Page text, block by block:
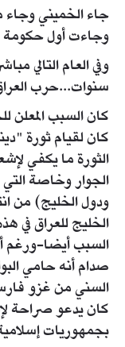
جاء الخميني وجاء
وجاءت أول حكومة
سنوات...حرب
كان السبب
كان لقيام ثورة
الثورة ما يكفي
الجوار وخاصة
ودول الخليج) من
الخليج للعراق في
السبب أيضا-ورغم
صدام أنه حامي
السني من غزو
كان يدعو صراحة
بجمهوريات